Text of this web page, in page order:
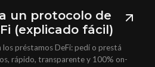
un protocolo de
(explicado fácil)
préstamos DeFi: pedí o prestá
rápido, transparente y 100% on-